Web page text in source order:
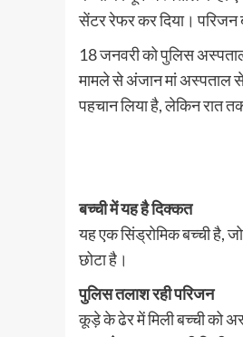
सेंटर रेफर कर दिया। परिजन
18 जनवरी को पुलिस
मामले से अंजान मां अस्पताल से
पहचान लिया है, लेकिन रात
बच्ची में यह है दिक्कत
यह एक सिंड्रोमिक बच्ची है,
छोटा है।
पुलिस तलाश रही परिजन
कूड़े के ढेर में मिली बच्ची को